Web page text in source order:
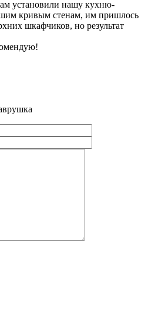
установили нашу кухню-
кривым стенам, им пришлось
шкафчиков, но результат